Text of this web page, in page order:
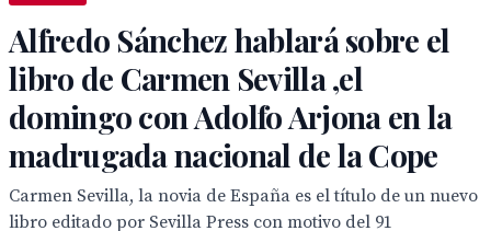
Alfredo Sánchez hablará sobre el
libro de Carmen Sevilla ,el
domingo con Adolfo Arjona en la
madrugada nacional de la Cope
Carmen Sevilla, la novia de España es el título de un nuevo
libro editado por Sevilla Press con motivo del 91